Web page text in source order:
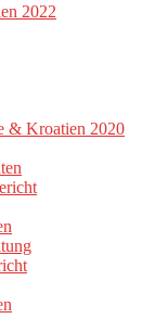
2022
& Kroatien 2020